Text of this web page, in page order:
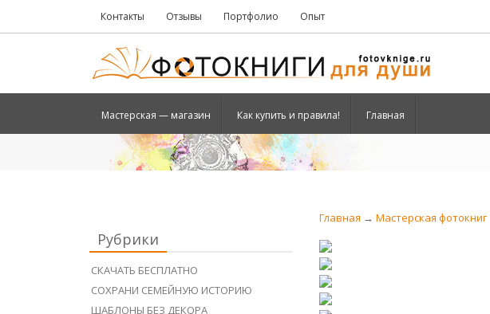
Контакты Отзывы Портфолио Опыт
Мастерская — магазин Как купить и правила! Главная
Рубрики
СКАЧАТЬ БЕСПЛАТНО
СОХРАНИ СЕМЕЙНУЮ ИСТОРИЮ
ШАБЛОНЫ БЕЗ ДЕКОРА
Главная →Мастерская фотокниг